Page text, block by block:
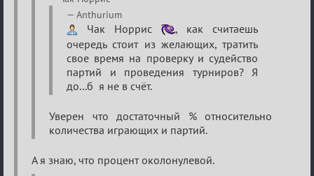
Anthurium
Чак Норрис
, как считаешь
очередь стоит из желающих, тратить
свое время на проверку и судейство
партий и проведения турниров? Я
до...б я не в счёт.
Уверен что достаточный % относительно
количества играющих и партий.
А я знаю, что процент околонулевой.